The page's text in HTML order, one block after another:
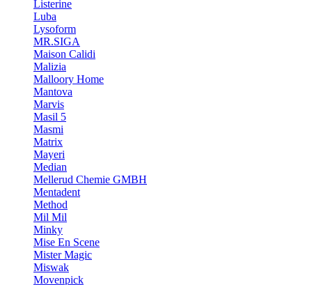
Listerine
Luba
Lysoform
MR.SIGA
Maison Calidi
Malizia
Malloory Home
Mantova
Marvis
Masil 5
Masmi
Matrix
Mayeri
Median
Mellerud Chemie GMBH
Mentadent
Method
Mil Mil
Minky
Mise En Scene
Mister Magic
Miswak
Movenpick